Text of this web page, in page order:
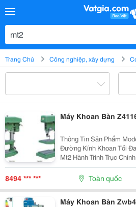
Trang Chủ Công nghiệp, xây dựng
Máy Khoan Bàn
Thông Tin Sản Phẩm Model Z4116 Thông Số Kỹ Thuật
Đường Kính Khoan Tối Đa 16Mm Độ Côl Lỗ Trục Chính
Mt2 Hành Trình Trục Chính (Mm) 100 Tốc Độ Trục Chính
400-4100 Vòng/Phút Số Tốc Độ 5 Đường Kính Trụ
(Mm)...
8494 *** *** Toàn quốc
Máy Khoan Bàn